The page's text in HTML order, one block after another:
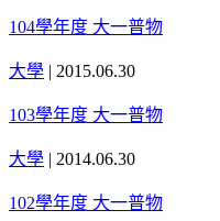
104學年度 大一普物
大學 | 2015.06.30
103學年度 大一普物
大學 | 2014.06.30
102學年度 大一普物